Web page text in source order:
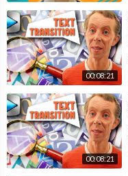
00:08:21
00:08:21